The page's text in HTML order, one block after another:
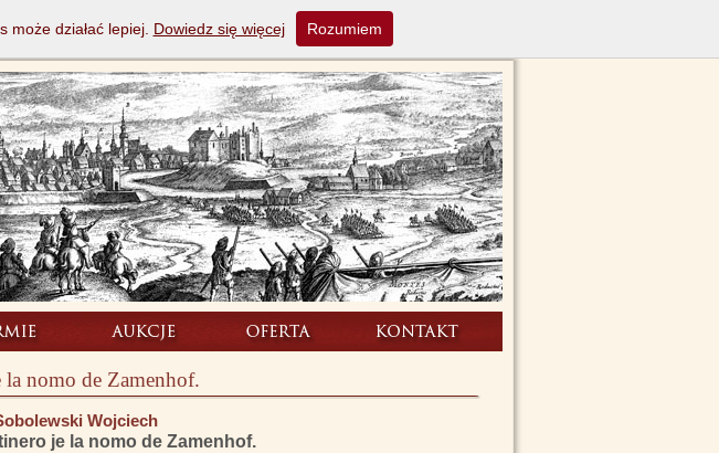
nomo de Zamenhof.
Wojciech
je la nomo de Zamenhof.
działać lepiej. Dowiedz się więcej Rozumiem